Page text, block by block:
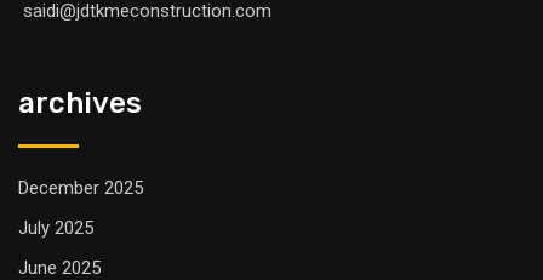
saidi@jdtkmeconstruction.com
archives
December 2025
July 2025
June 2025